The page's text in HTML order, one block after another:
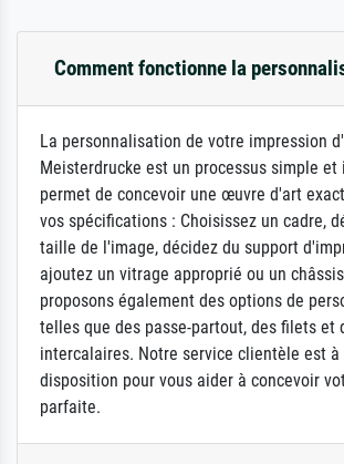
Comment fonctionne la
La personnalisation de votre impression
Meisterdrucke est un processus simple
permet de concevoir une œuvre d'art
vos spécifications : Choisissez un cadre,
taille de l'image, décidez du support
ajoutez un vitrage approprié ou un
proposons également des options de
telles que des passe-partout, des filets et
intercalaires. Notre service clientèle est à
disposition pour vous aider à concevoir
parfaite.